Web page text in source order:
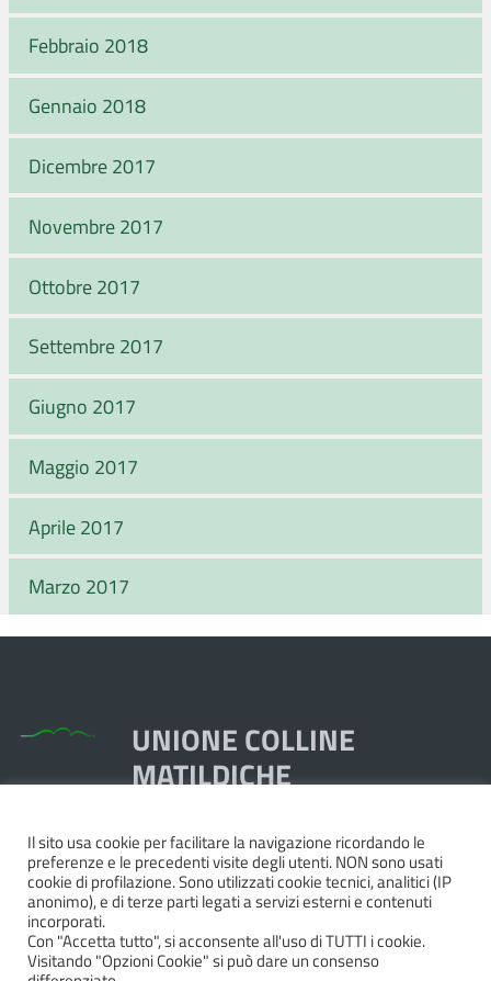
Febbraio 2018
Gennaio 2018
Dicembre 2017
Novembre 2017
Ottobre 2017
Settembre 2017
Giugno 2017
Maggio 2017
Aprile 2017
Marzo 2017
UNIONE COLLINE
MATILDICHE
Piazza Dante, 1,
42020 Quattro Castella RE
Tel. 0522.249211 - Fax 0522.249298
Pec:unione@pec.collinematildiche.it
P.IVA/cod.fisc. 02358290357
Il sito usa cookie per facilitare la navigazione ricordando le
preferenze e le precedenti visite degli utenti. NON sono usati
cookie di profilazione. Sono utilizzati cookie tecnici, analitici (IP
anonimo), e di terze parti legati a servizi esterni e contenuti
incorporati.
Con "Accetta tutto", si acconsente all'uso di TUTTI i cookie.
Visitando "Opzioni Cookie" si può dare un consenso